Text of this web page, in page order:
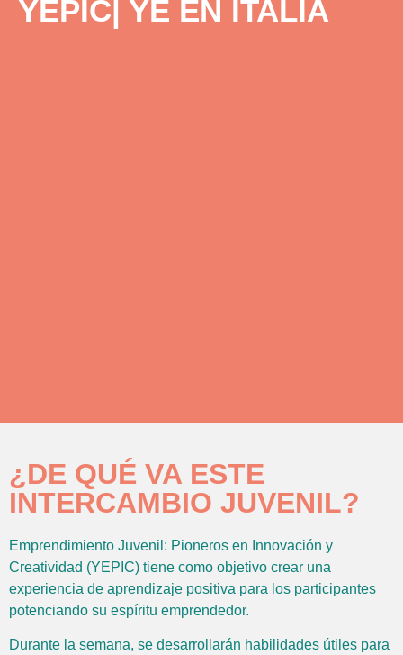
YEPIC| YE EN ITALIA
¿DE QUÉ VA ESTE
INTERCAMBIO JUVENIL?
Emprendimiento Juvenil: Pioneros en Innovación y
Creatividad (YEPIC) tiene como objetivo crear una
experiencia de aprendizaje positiva para los participantes
potenciando su espíritu emprendedor.
Durante la semana, se desarrollarán habilidades útiles para